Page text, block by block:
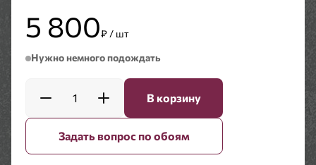
5 800₽ / шт
Нужно немного подождать
1 В корзину
Задать вопрос по обоям